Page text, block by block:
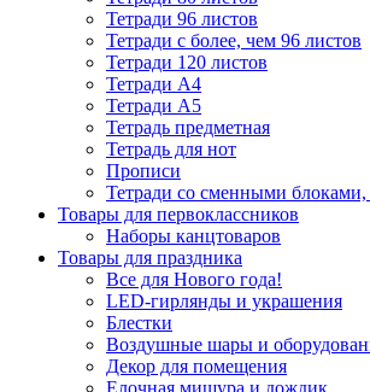
Тетради 96 листов
Тетради с более, чем 96 листов
Тетради 120 листов
Тетради А4
Тетради А5
Тетрадь предметная
Тетрадь для нот
Прописи
Тетради со сменными блоками,
Товары для первоклассников
Наборы канцтоваров
Товары для праздника
Все для Нового года!
LED-гирлянды и украшения
Блестки
Воздушные шары и
Декор для помещения
Елочная мишура и дождик